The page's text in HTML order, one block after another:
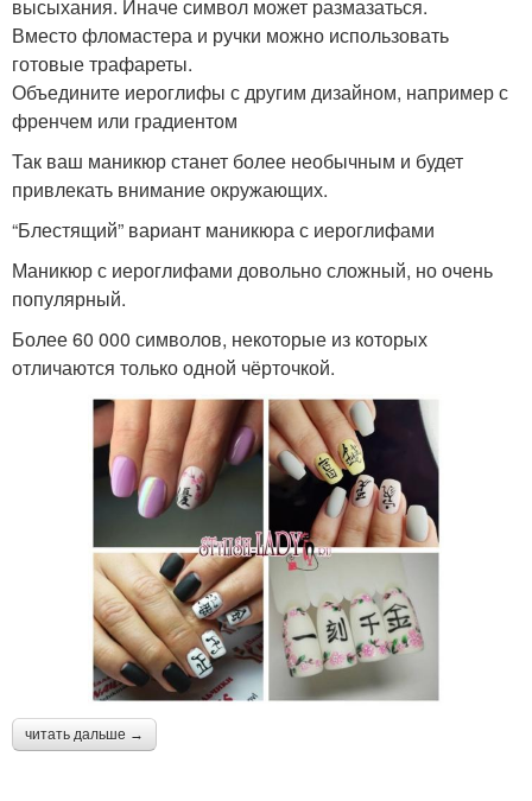
высыхания. Иначе символ может размазаться.
Вместо фломастера и ручки можно использовать
готовые трафареты.
Объедините иероглифы с другим дизайном, например с
френчем или градиентом
Так ваш маникюр станет более необычным и будет
привлекать внимание окружающих.
“Блестящий” вариант маникюра с иероглифами
Маникюр с иероглифами довольно сложный, но очень
популярный.
Более 60 000 символов, некоторые из которых
отличаются только одной чёрточкой.
читать дальше →